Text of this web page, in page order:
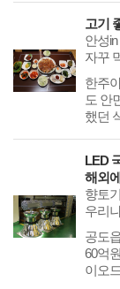
고기
안성
자꾸
한주
도 안
했던
LED
해외
향토
우리
공도
60억
이오